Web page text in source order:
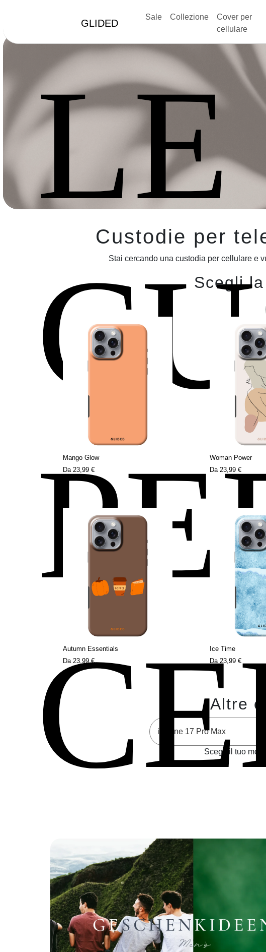
GLIDED
Sale Collezione
Cover per
cellulare
LE
Custodie per
Stai cercando una custodia per cellulare e
Scegli
Mango Glow
Da 23,99 €
Woman Power
Da 23,99 €
Autumn Essentials
Da 23,99 €
Ice Time
Da 23,99 €
Altre
Scegli il tuo